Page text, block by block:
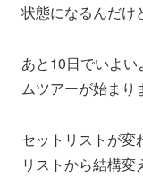
状態になるんだけ
あと10日でいよ
ムツアーが始まり
セットリストが変
リストから結構変